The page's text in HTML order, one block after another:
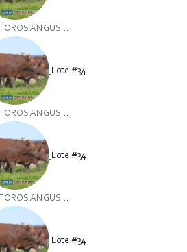
TOROS ANGUS...
Lote #34
TOROS ANGUS...
Lote #34
TOROS ANGUS...
Lote #34